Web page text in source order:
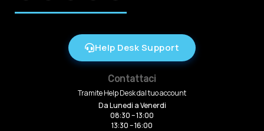
Help Desk Support
Contattaci
Tramite Help Desk dal tuo account
Da Lunedi a Venerdi
08:30 – 13:00
13:30 – 16:00